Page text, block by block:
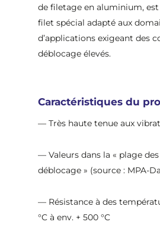
de filetage en aluminium,
filet spécial adapté aux
d’applications exigeant des
déblocage élevés.
Caractéristiques du
— Très haute tenue aux
— Valeurs dans la « plage
déblocage » (source : MPA-
— Résistance à des
°C à env. + 500 °C